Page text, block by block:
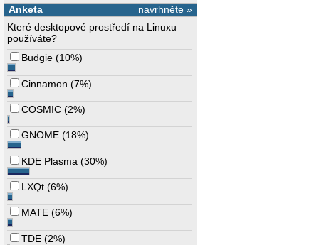
navrhněte »
Anketa
Které desktopové prostředí na Linuxu
používáte?
Budgie (10%)
Cinnamon (7%)
COSMIC (2%)
GNOME (18%)
KDE Plasma (30%)
LXQt (6%)
MATE (6%)
TDE (2%)